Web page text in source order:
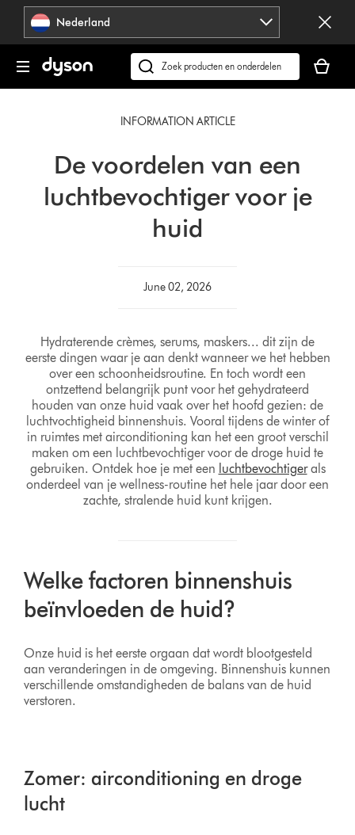
Navigatie
overslaan
Nederland
Zoek
op
is
INFORMATION ARTICLE
De voordelen van een
luchtbevochtiger voor je
huid
June 02, 2026
Hydraterende crèmes, serums, maskers... dit zijn de
eerste dingen waar je aan denkt wanneer we het hebben
over een schoonheidsroutine. En toch wordt een
ontzettend belangrijk punt voor het gehydrateerd
houden van onze huid vaak over het hoofd gezien: de
luchtvochtigheid binnenshuis. Vooral tijdens de winter of
in ruimtes met airconditioning kan het een groot verschil
maken om een luchtbevochtiger voor de droge huid te
gebruiken. Ontdek hoe je met een luchtbevochtigerals
onderdeel van je wellness-routine het hele jaar door een
zachte, stralende huid kunt krijgen.
Welke factoren binnenshuis
beïnvloeden de huid?
Onze huid is het eerste orgaan dat wordt blootgesteld
aan veranderingen in de omgeving. Binnenshuis kunnen
verschillende omstandigheden de balans van de huid
verstoren.
Zomer: airconditioning en droge
lucht